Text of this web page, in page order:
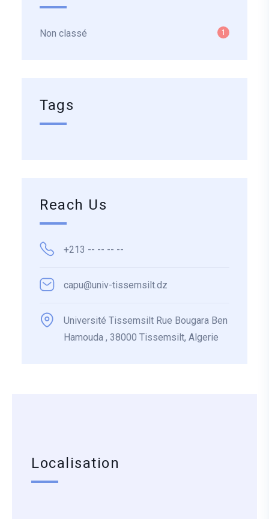
Non classé 1
Tags
Reach Us
+213 -- -- -- --
capu@univ-tissemsilt.dz
Université Tissemsilt Rue Bougara Ben
Hamouda , 38000 Tissemsilt, Algerie
Localisation